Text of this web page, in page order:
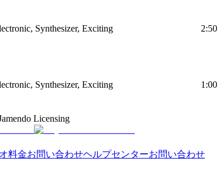
Synthesizer, Exciting 2:50
Synthesizer, Exciting 1:00
Licensing
料金お問い合わせヘルプセンターお問い合わせ